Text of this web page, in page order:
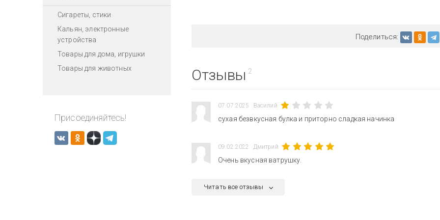
Сигареты, стики
Кальян, электронные
устройства
Товары для дома, игрушки
Товары для животных
Присоединяйтесь!
Поделиться:
Отзывы 2
07.07.2025 Василий
сухая безвкусная булка и приторно сладкая начинка
09.02.2022 Дмитрий
Очень вкусная ватрушку.
Читать все отзывы